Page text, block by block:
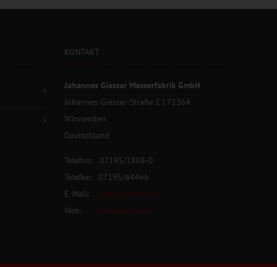
KONTAKT
Johannes Giesser Messerfabrik GmbH
Johannes-Giesser-Straße 1 | 71364
Winnenden
Deutschland
Telefon: 07195/1808-0
Telefax: 07195/64466
E-Mail:
info@giesser.de
Web: www.giesser.de